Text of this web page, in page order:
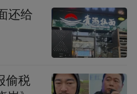
晋级的队伍，总之一
标准，递补名额基本
还给
偷税